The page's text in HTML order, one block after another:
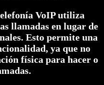
VoIP utiliza
llamadas en lugar de
Esto permite una
ya que no
física para hacer o